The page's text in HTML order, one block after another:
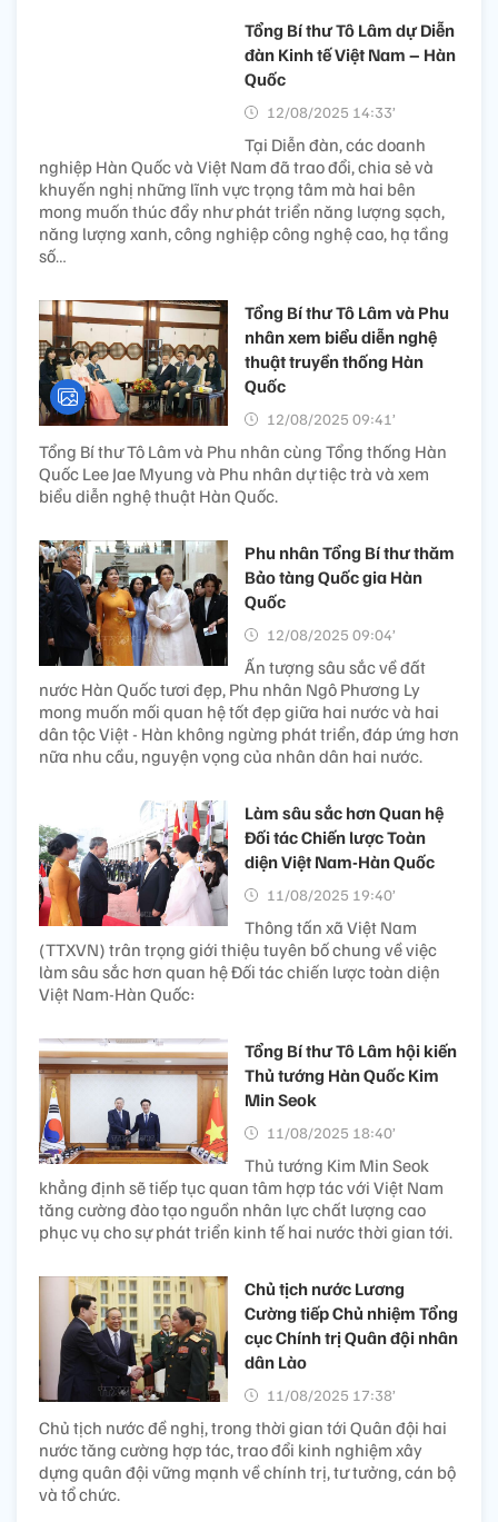
Tổng Bí thư Tô Lâm dự Diễn
đàn Kinh tế Việt Nam – Hàn
Quốc
12/08/2025 14:33’
Tại Diễn đàn, các doanh
nghiệp Hàn Quốc và Việt Nam đã trao đổi, chia sẻ và
khuyến nghị những lĩnh vực trọng tâm mà hai bên
mong muốn thúc đẩy như phát triển năng lượng sạch,
năng lượng xanh, công nghiệp công nghệ cao, hạ tầng
số…
Tổng Bí thư Tô Lâm và Phu
nhân xem biểu diễn nghệ
thuật truyền thống Hàn
Quốc
12/08/2025 09:41’
Tổng Bí thư Tô Lâm và Phu nhân cùng Tổng thống Hàn
Quốc Lee Jae Myung và Phu nhân dự tiệc trà và xem
biểu diễn nghệ thuật Hàn Quốc.
Phu nhân Tổng Bí thư thăm
Bảo tàng Quốc gia Hàn
Quốc
12/08/2025 09:04’
Ấn tượng sâu sắc về đất
nước Hàn Quốc tươi đẹp, Phu nhân Ngô Phương Ly
mong muốn mối quan hệ tốt đẹp giữa hai nước và hai
dân tộc Việt - Hàn không ngừng phát triển, đáp ứng hơn
nữa nhu cầu, nguyện vọng của nhân dân hai nước.
Làm sâu sắc hơn Quan hệ
Đối tác Chiến lược Toàn
diện Việt Nam-Hàn Quốc
11/08/2025 19:40’
Thông tấn xã Việt Nam
(TTXVN) trân trọng giới thiệu tuyên bố chung về việc
làm sâu sắc hơn quan hệ Đối tác chiến lược toàn diện
Việt Nam-Hàn Quốc:
Tổng Bí thư Tô Lâm hội kiến
Thủ tướng Hàn Quốc Kim
Min Seok
11/08/2025 18:40’
Thủ tướng Kim Min Seok
khẳng định sẽ tiếp tục quan tâm hợp tác với Việt Nam
tăng cường đào tạo nguồn nhân lực chất lượng cao
phục vụ cho sự phát triển kinh tế hai nước thời gian tới.
Chủ tịch nước Lương
Cường tiếp Chủ nhiệm Tổng
cục Chính trị Quân đội nhân
dân Lào
11/08/2025 17:38’
Chủ tịch nước đề nghị, trong thời gian tới Quân đội hai
nước tăng cường hợp tác, trao đổi kinh nghiệm xây
dựng quân đội vững mạnh về chính trị, tư tưởng, cán bộ
và tổ chức.